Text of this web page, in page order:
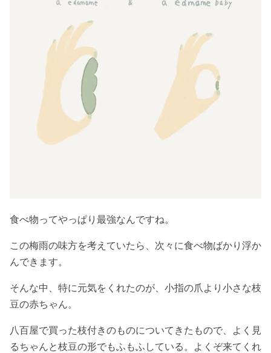
食べ物ってやっぱり最強なんですね。
この梅雨の味方を考えていたら、次々に食べ物ばかり浮か
んできます。
そんな中、特に元気をくれたのが、小指の爪より小さな枝
豆の赤ちゃん。
八百屋で買った枝付きのものについてきたもので、よく見
るちゃんと枝豆の形でもふもふしている。よくぞ来てくれ